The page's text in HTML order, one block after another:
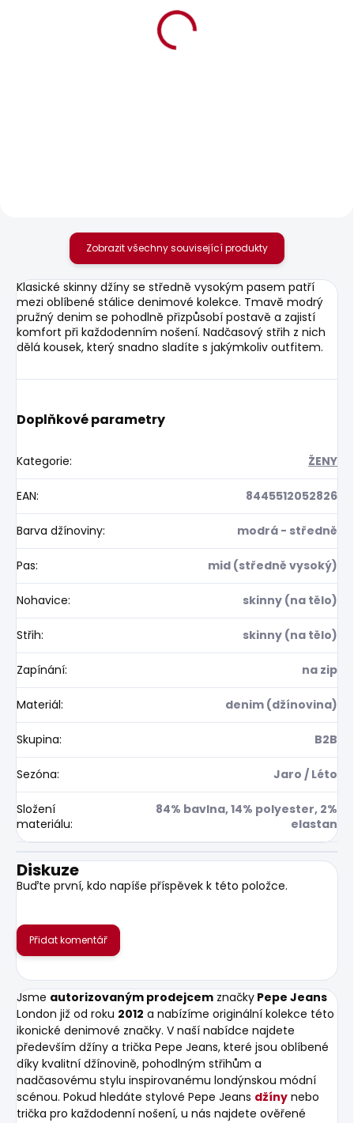
Zobrazit všechny související produkty
Klasické skinny džíny se středně vysokým pasem patří
mezi oblíbené stálice denimové kolekce. Tmavě modrý
pružný denim se pohodlně přizpůsobí postavě a zajistí
komfort při každodenním nošení. Nadčasový střih z nich
dělá kousek, který snadno sladíte s jakýmkoliv outfitem.
Doplňkové parametry
Kategorie: ŽENY
EAN: 8445512052826
Barva džínoviny: modrá - středně
Pas: mid (středně vysoký)
Nohavice: skinny (na tělo)
Střih: skinny (na tělo)
Zapínání: na zip
Materiál: denim (džínovina)
Skupina: B2B
Sezóna: Jaro / Léto
Složení
materiálu:
84% bavlna, 14% polyester, 2%
elastan
Diskuze
Buďte první, kdo napíše příspěvek k této položce.
Přidat komentář
Jsme autorizovaným prodejcem značky Pepe Jeans
London již od roku 2012 a nabízíme originální kolekce této
ikonické denimové značky. V naší nabídce najdete
především džíny a trička Pepe Jeans, které jsou oblíbené
díky kvalitní džínovině, pohodlným střihům a
nadčasovému stylu inspirovanému londýnskou módní
scénou. Pokud hledáte stylové Pepe Jeans džíny nebo
trička pro každodenní nošení, u nás najdete ověřené